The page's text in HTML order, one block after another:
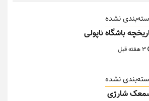
نشده
باشگاه ناپولی
نشده
شارژی